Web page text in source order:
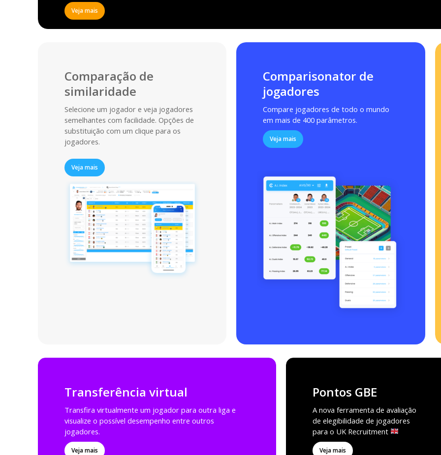
Veja mais
Comparação de
similaridade
Selecione um jogador e veja jogadores
semelhantes com facilidade. Opções de
substituição com um clique para os
jogadores.
Veja mais
Comparisonator de
jogadores
Compare jogadores de todo o mundo
em mais de 400 parâmetros.
Veja mais
Transferência virtual
Transfira virtualmente um jogador para outra liga e
visualize o possível desempenho entre outros
jogadores.
Veja mais
Pontos GBE
A nova ferramenta de avaliação
de elegibilidade de jogadores
para o UK Recruitment
Veja mais